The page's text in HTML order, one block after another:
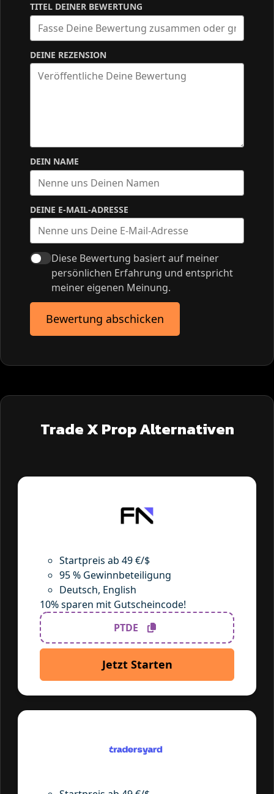
TITEL DEINER BEWERTUNG
DEINE REZENSION
DEIN NAME
DEINE E-MAIL-ADRESSE
Diese Bewertung basiert auf meiner
persönlichen Erfahrung und entspricht
meiner eigenen Meinung.
Bewertung abschicken
Trade X Prop Alternativen
Startpreis ab 49 €/$
95 % Gewinnbeteiligung
Deutsch, English
10% sparen mit Gutscheincode!
PTDE
Jetzt Starten